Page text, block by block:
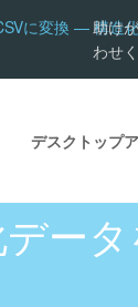
に変換 — 構造
助け
わせ
デスクトップ
ー